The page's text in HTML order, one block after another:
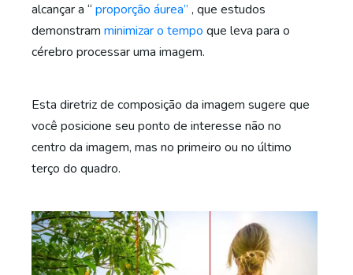
alcançar a “ proporção áurea” , que estudos
demonstram minimizar o tempo que leva para o
cérebro processar uma imagem.
Esta diretriz de composição da imagem sugere que
você posicione seu ponto de interesse não no
centro da imagem, mas no primeiro ou no último
terço do quadro.